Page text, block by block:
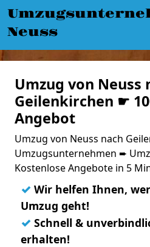
Neuss
Umzug von Neuss
Geilenkirchen ☛
Angebot
Umzug von Neuss nach
Umzugsunternehmen ➨
Kostenlose Angebote in 5
✓ Wir helfen Ihnen,
Umzug geht!
✓ Schnell &
erhalten!